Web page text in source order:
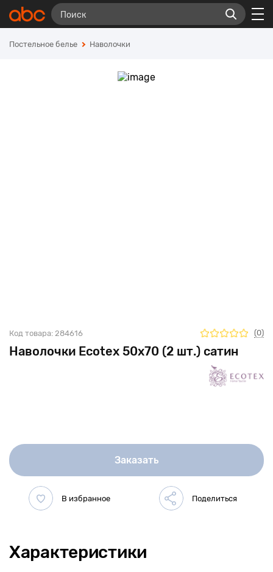
Постельное белье Наволочки
Наволочки Ecotex 50х70 (2 шт.) сатин
Код товара: 284616 (0)
Заказать
Характеристики